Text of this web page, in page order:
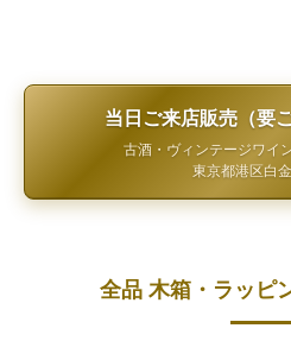
当日ご来店販売（要
古酒・ヴィンテージワイ
東京都港区白
全品 木箱・ラッピ